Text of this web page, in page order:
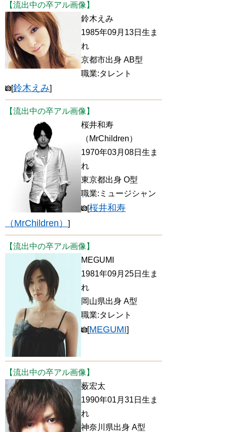
【流出中の卒アル画像】
鈴木えみ
1985年09月13日生ま
れ
京都市出身 AB型
職業:タレント
[鈴木えみ]
【流出中の卒アル画像】
桜井和寿
（MrChildren）
1970年03月08日生ま
れ
東京都出身 O型
職業:ミュージシャン
[桜井和寿
（MrChildren） ]
【流出中の卒アル画像】
MEGUMI
1981年09月25日生ま
れ
岡山県出身 A型
職業:タレント
[MEGUMI]
【流出中の卒アル画像】
薮宏太
1990年01月31日生ま
れ
神奈川県出身 A型